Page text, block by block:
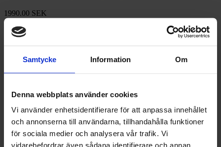
Samtycke Information Om
Denna webbplats använder cookies
Vi använder enhetsidentifierare för att anpassa innehållet
och annonserna till användarna, tillhandahålla funktioner
för sociala medier och analysera vår trafik. Vi
vidarebefordrar även sådana identifierare och annan
1990.00 SEK
Välj storlek
Autumn leaves sparkling ring
1990.00SEK
Välj storlek